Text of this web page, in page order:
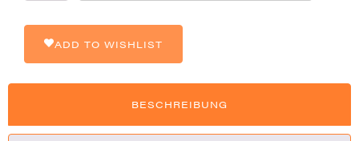
20mg
Disposable
Menge
ADD TO WISHLIST
BESCHREIBUNG